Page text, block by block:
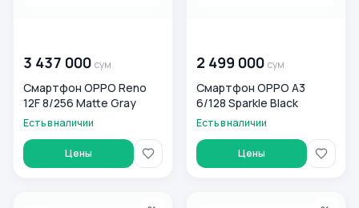
3 437 000 сум
Смартфон OPPO Reno
12F 8/256 Matte Gray
Есть в наличии
Цены
2 499 000 сум
Смартфон OPPO A3
6/128 Sparkle Black
Есть в наличии
Цены